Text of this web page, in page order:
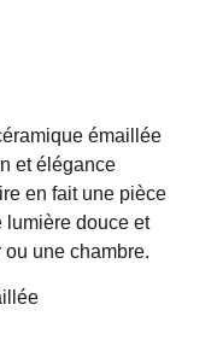
émaillée
et élégance
en fait une pièce
lumière douce et
une chambre.